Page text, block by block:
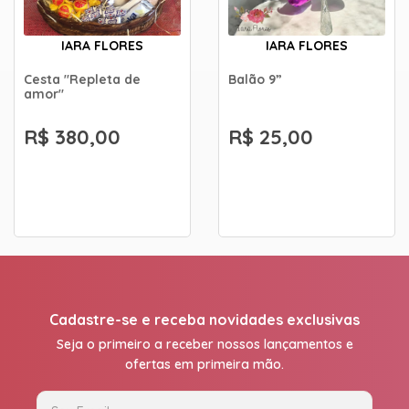
IARA FLORES
Cesta "Repleta de
amor"
R$ 380,00
IARA FLORES
Balão 9”
R$ 25,00
Cadastre-se e receba novidades exclusivas
Seja o primeiro a receber nossos lançamentos e
ofertas em primeira mão.